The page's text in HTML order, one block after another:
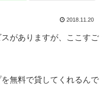
2018.11.20
がありますが、ここすご
無料で貸してくれるんで